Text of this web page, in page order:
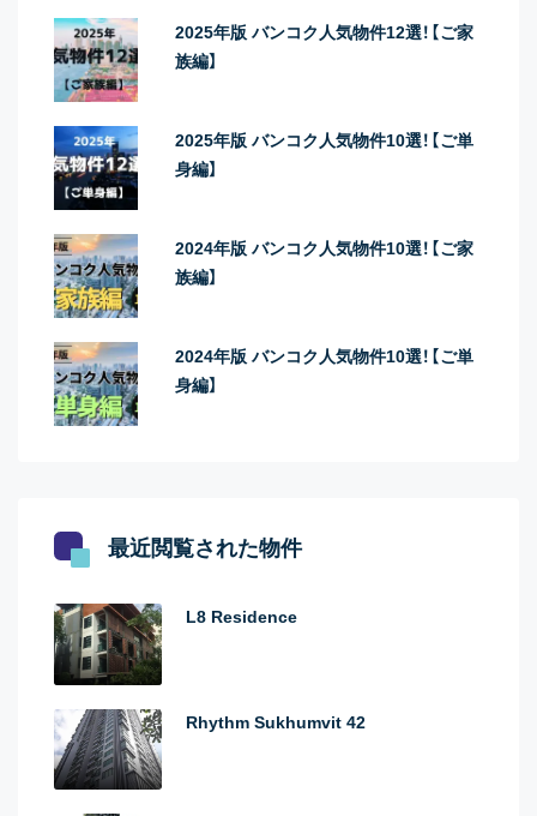
2025年版 バンコク人気物件12選！【ご家
族編】
2025年版 バンコク人気物件10選！【ご単
身編】
2024年版 バンコク人気物件10選！【ご家
族編】
2024年版 バンコク人気物件10選！【ご単
身編】
最近閲覧された物件
L8 Residence
Rhythm Sukhumvit 42